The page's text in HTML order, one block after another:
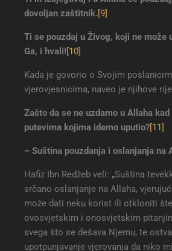
dovoljan zaštitnik.[9]
Ti se pouzdaj u Živog, koji ne može
Ga, i hvali![10]
Kada je govorio o Svojim
vjerovjesnicima, naveo je njihove
Zašto da se ne uzdamo u Allaha kad
putevima kojima idemo uputio?[11]
– Suština pouzdanja i oslanjanja na
Hafiz Ibn Redžeb veli: „Suština
srčano oslanjanje na Allaha,
može dati neku korist ili otkloniti
ovosvjetskim i onosvjetskim
svega što se dešava Njemu, te
upotpunjavanje vjerovanja da niko